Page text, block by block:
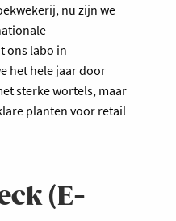
nu zijn we
ons labo in
het hele jaar door
sterke wortels, maar
planten voor retail
(E-